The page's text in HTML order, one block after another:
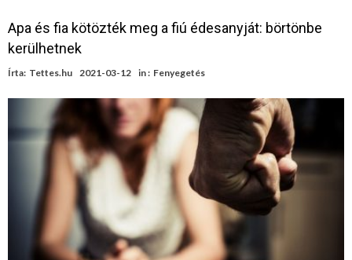
Apa és fia kötözték meg a fiú édesanyját: börtönbe
kerülhetnek
Írta: Tettes.hu 2021-03-12 in : Fenyegetés